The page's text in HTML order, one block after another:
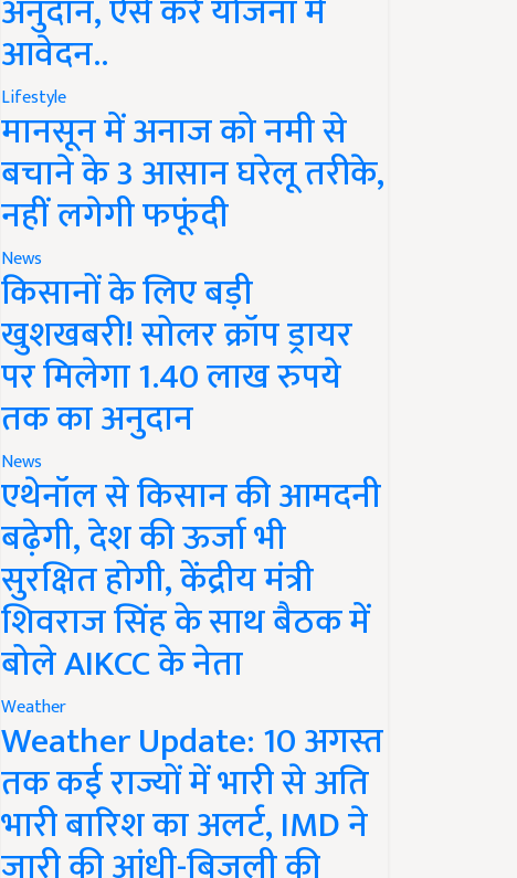
अनुदान, ऐसे करें योजना में
आवेदन..
Lifestyle
मानसून में अनाज को नमी से
बचाने के 3 आसान घरेलू तरीके,
नहीं लगेगी फफूंदी
News
किसानों के लिए बड़ी
खुशखबरी! सोलर क्रॉप ड्रायर
पर मिलेगा 1.40 लाख रुपये
तक का अनुदान
News
एथेनॉल से किसान की आमदनी
बढ़ेगी, देश की ऊर्जा भी
सुरक्षित होगी, केंद्रीय मंत्री
शिवराज सिंह के साथ बैठक में
बोले AIKCC के नेता
Weather
Weather Update: 10 अगस्त
तक कई राज्यों में भारी से अति
भारी बारिश का अलर्ट, IMD ने